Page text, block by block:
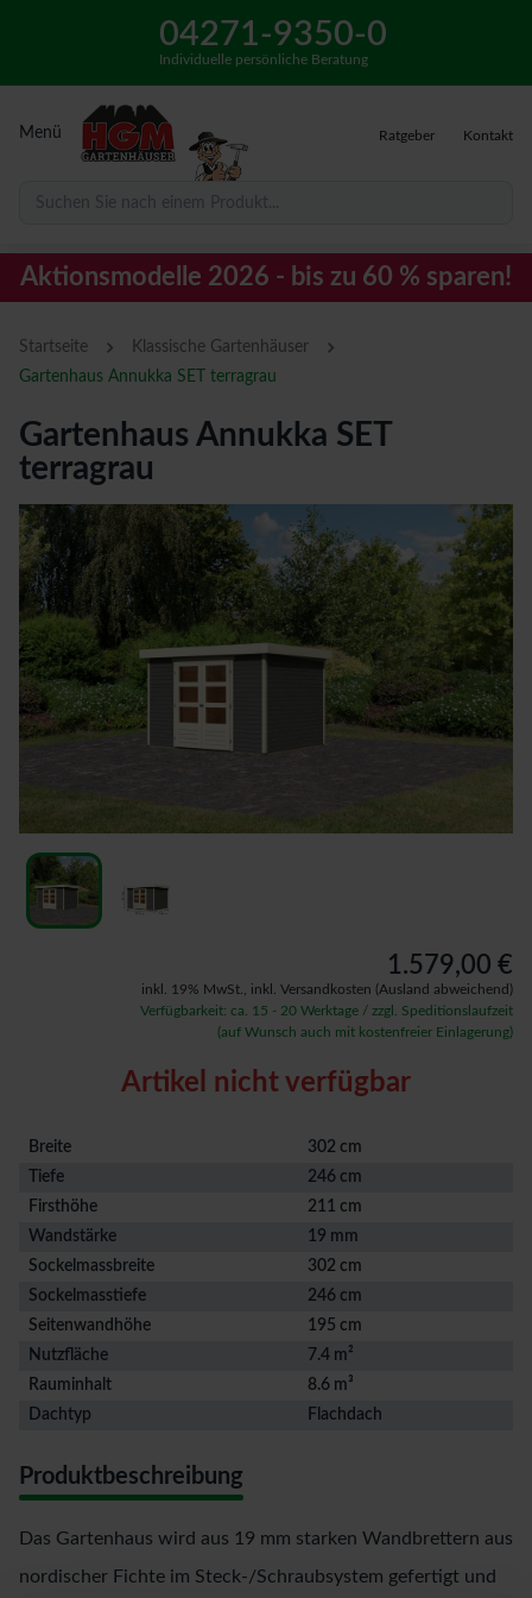
04271-9350-0
Individuelle persönliche Beratung
Menü Ratgeber Kontakt
Suchen Sie nach einem Produkt...
Aktionsmodelle 2026 - bis zu 60 % sparen!
Startseite › Klassische Gartenhäuser ›
Gartenhaus Annukka SET terragrau
Gartenhaus Annukka SET
terragrau
1.579,00 €
inkl. 19% MwSt., inkl. Versandkosten (Ausland abweichend)
Verfügbarkeit: ca. 15 - 20 Werktage / zzgl. Speditionslaufzeit
(auf Wunsch auch mit kostenfreier Einlagerung)
Artikel nicht verfügbar
Breite
302 cm
Tiefe
246 cm
Firsthöhe
211 cm
Wandstärke
19 mm
Sockelmassbreite
302 cm
Sockelmasstiefe
246 cm
Seitenwandhöhe
195 cm
Nutzfläche
7.4 m²
Rauminhalt
8.6 m³
Dachtyp
Flachdach
Produktbeschreibung
Das Gartenhaus wird aus 19 mm starken Wandbrettern aus
nordischer Fichte im Steck-/Schraubsystem gefertigt und